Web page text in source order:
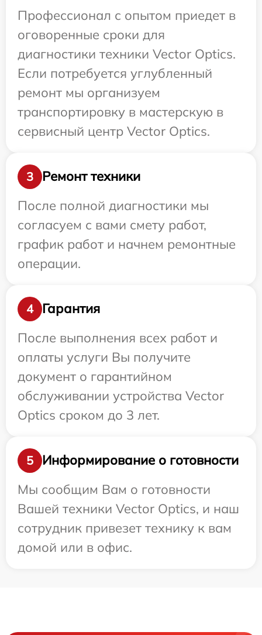
Профессионал с опытом приедет в
оговоренные сроки для
диагностики техники Vector Optics.
Если потребуется углубленный
ремонт мы организуем
транспортировку в мастерскую в
сервисный центр Vector Optics.
3
Ремонт техники
После полной диагностики мы
согласуем с вами смету работ,
график работ и начнем ремонтные
операции.
4
Гарантия
После выполнения всех работ и
оплаты услуги Вы получите
документ о гарантийном
обслуживании устройства Vector
Optics сроком до 3 лет.
5
Информирование о готовности
Мы сообщим Вам о готовности
Вашей техники Vector Optics, и наш
сотрудник привезет технику к вам
домой или в офис.